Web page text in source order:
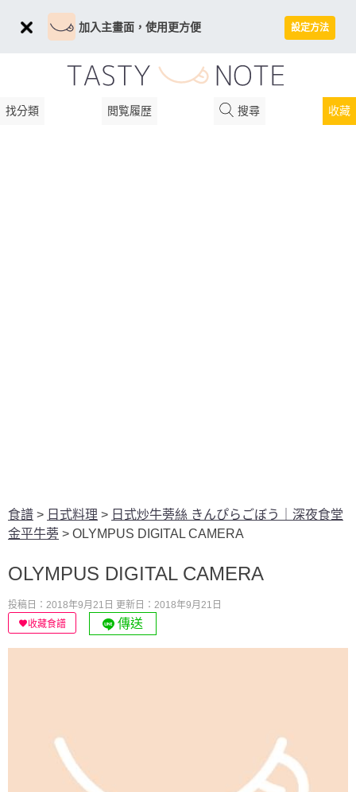
加入主畫面，使用更方便 設定方法
找分類 閲覧履歴 搜尋 收藏
食譜 > 日式料理 > 日式炒牛蒡絲 きんぴらごぼう｜深夜食堂
金平牛蒡 > OLYMPUS DIGITAL CAMERA
OLYMPUS DIGITAL CAMERA
投稿日：2018年9月21日 更新日：2018年9月21日
收藏食譜
傳送